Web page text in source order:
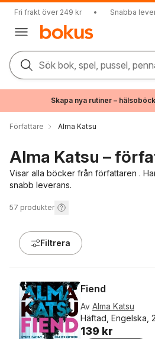
Fri frakt över 249 kr • Snabba
Sök bok, spel, pussel,
Skapa nya rutiner –
Författare Alma Katsu
Alma Katsu –
Visar alla böcker från författaren .
snabb leverans.
57 produkter
Filtrera
Fiend
Av Alma Katsu
Häftad, Engelska,
139 kr